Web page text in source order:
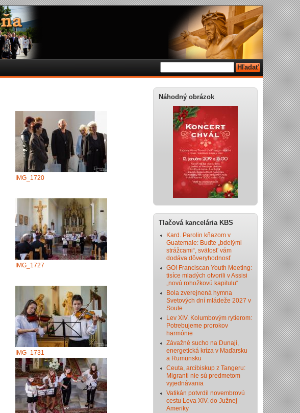
IMG_1720
IMG_1727
IMG_1731
Náhodný obrázok
Tlačová kancelária KBS
Kard. Parolin kňazom v
Guatemale: Buďte „bdelými
strážcami“, svätosť vám
dodáva dôveryhodnosť
GO! Franciscan Youth Meeting:
tisíce mladých otvorili v Assisi
„novú rohožkovú kapitulu“
Bola zverejnená hymna
Svetových dní mládeže 2027 v
Soule
Lev XIV. Kolumbovým rytierom:
Potrebujeme prorokov
harmónie
Závažné sucho na Dunaji,
energetická kríza v Maďarsku
a Rumunsku
Ceuta, arcibiskup z Tangeru:
Migranti nie sú predmetom
vyjednávania
Vatikán potvrdil novembrovú
cestu Leva XIV. do Južnej
Ameriky